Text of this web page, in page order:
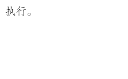
执行。